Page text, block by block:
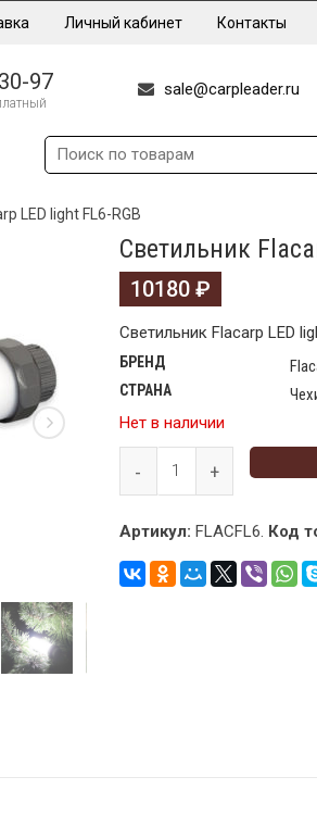
Личный кабинет Контакты
97 sale@carpleader.ru
LED light FL6-RGB
Светильник
10180 ₽
Светильник Flacarp LED
БРЕНД
СТРАНА
Нет в наличии
Артикул: FLACFL6. Код